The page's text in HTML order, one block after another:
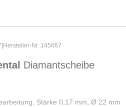
Hersteller-Nr. 145667
Diamantscheibe
Stärke 0,17 mm, Ø 22 mm